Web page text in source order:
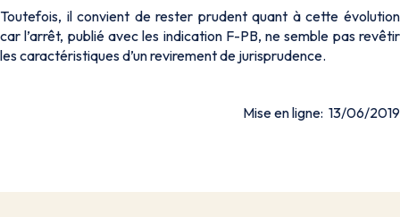
Toutefois, il convient de rester prudent quant à cette évolution
car l’arrêt, publié avec les indication F-PB, ne semble pas revêtir
les caractéristiques d’un revirement de jurisprudence.
Mise en ligne: 13/06/2019